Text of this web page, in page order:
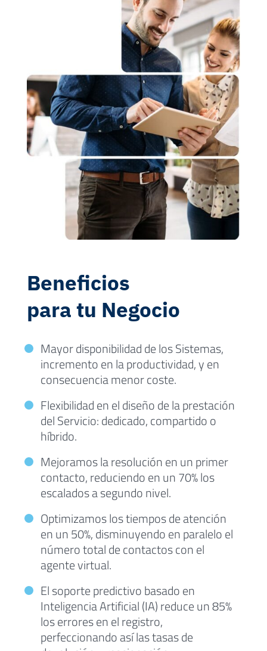
Beneficios
para tu Negocio
Mayor disponibilidad de los Sistemas,
incremento en la productividad, y en
consecuencia menor coste.
Flexibilidad en el diseño de la prestación
del Servicio: dedicado, compartido o
híbrido.
Mejoramos la resolución en un primer
contacto, reduciendo en un 70% los
escalados a segundo nivel.
Optimizamos los tiempos de atención
en un 50%, disminuyendo en paralelo el
número total de contactos con el
agente virtual.
El soporte predictivo basado en
Inteligencia Artificial (IA) reduce un 85%
los errores en el registro,
perfeccionando así las tasas de